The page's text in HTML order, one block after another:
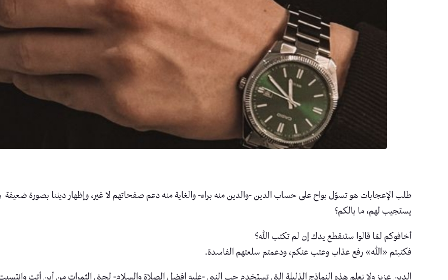
طلب الإعجابات هو تسوّل بواح على حساب الدين -والدين منه براء- والغاية منه دعم صفحاتهم لا غير، وإظهار ديننا بصورة ضعيفة
يستجيب لهم، ما بالكم؟
أخافوكم لمّا قالوا ستنقطع يدك إن لم تكتب الله؟
فكتبتم «الله» رفع عذاب وعتب عنكم، ودعمتم سلعتهم الفاسدة.
الدين عزيز ولا نعلم هذه النماذج الذليلة التي تستخدم حب النبي -عليه افضل الصلاة والسلام- لجني الثمرات من أين أتت